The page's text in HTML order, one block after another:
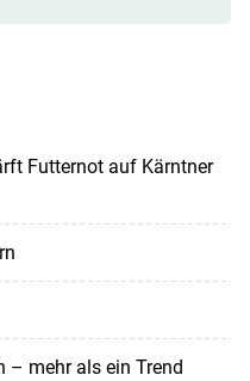
Futternot auf Kärntner
– mehr als ein Trend